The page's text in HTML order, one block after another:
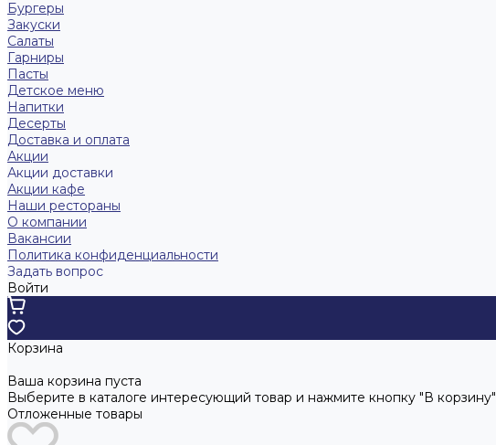
Бургеры
Закуски
Салаты
Гарниры
Пасты
Детское меню
Напитки
Десерты
Доставка и оплата
Акции
Акции доставки
Акции кафе
Наши рестораны
О компании
Вакансии
Политика конфиденциальности
Задать вопрос
Войти
Корзина
Ваша корзина пуста
Выберите в каталоге интересующий товар и нажмите кнопку "В корзину"
Отложенные товары